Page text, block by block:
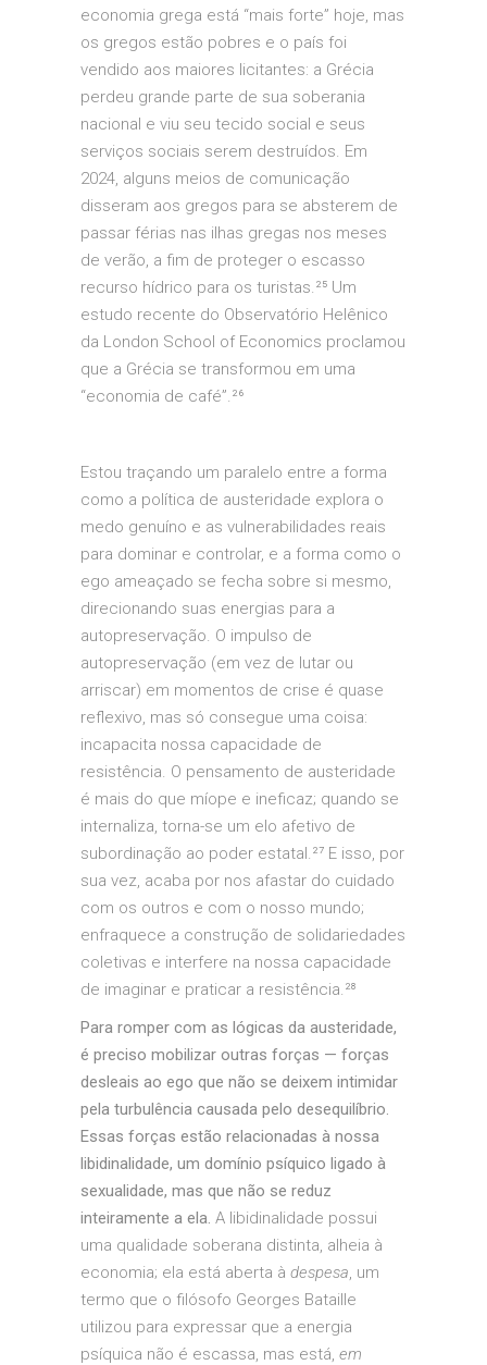
economia grega está “mais forte” hoje, mas
os gregos estão pobres e o país foi
vendido aos maiores licitantes: a Grécia
perdeu grande parte de sua soberania
nacional e viu seu tecido social e seus
serviços sociais serem destruídos. Em
2024, alguns meios de comunicação
disseram aos gregos para se absterem de
passar férias nas ilhas gregas nos meses
de verão, a fim de proteger o escasso
recurso hídrico para os turistas.²⁵ Um
estudo recente do Observatório Helênico
da London School of Economics proclamou
que a Grécia se transformou em uma
“economia de café”.²⁶
Estou traçando um paralelo entre a forma
como a política de austeridade explora o
medo genuíno e as vulnerabilidades reais
para dominar e controlar, e a forma como o
ego ameaçado se fecha sobre si mesmo,
direcionando suas energias para a
autopreservação. O impulso de
autopreservação (em vez de lutar ou
arriscar) em momentos de crise é quase
reflexivo, mas só consegue uma coisa:
incapacita nossa capacidade de
resistência. O pensamento de austeridade
é mais do que míope e ineficaz; quando se
internaliza, torna-se um elo afetivo de
subordinação ao poder estatal.²⁷ E isso, por
sua vez, acaba por nos afastar do cuidado
com os outros e com o nosso mundo;
enfraquece a construção de solidariedades
coletivas e interfere na nossa capacidade
de imaginar e praticar a resistência.²⁸
Para romper com as lógicas da austeridade,
é preciso mobilizar outras forças — forças
desleais ao ego que não se deixem intimidar
pela turbulência causada pelo desequilíbrio.
Essas forças estão relacionadas à nossa
libidinalidade, um domínio psíquico ligado à
sexualidade, mas que não se reduz
inteiramente a ela. A libidinalidade possui
uma qualidade soberana distinta, alheia à
economia; ela está aberta à despesa, um
termo que o filósofo Georges Bataille
utilizou para expressar que a energia
psíquica não é escassa, mas está, em